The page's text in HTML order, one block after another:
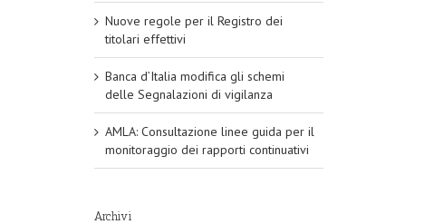
Nuove regole per il Registro dei
titolari effettivi
Banca d’Italia modifica gli schemi
delle Segnalazioni di vigilanza
AMLA: Consultazione linee guida per il
monitoraggio dei rapporti continuativi
Archivi